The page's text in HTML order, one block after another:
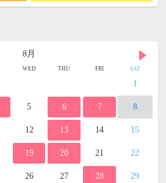
8月
WED THU FRI SAT
1
5 6 7 8
12 13 14 15
19 20 21 22
26 27 28 29